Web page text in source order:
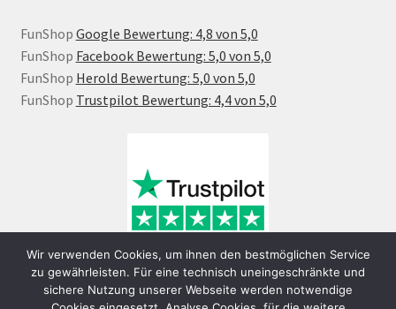
FunShop Google Bewertung: 4,8 von 5,0
FunShop Facebook Bewertung: 5,0 von 5,0
FunShop Herold Bewertung: 5,0 von 5,0
FunShop Trustpilot Bewertung: 4,4 von 5,0
Wir verwenden Cookies, um ihnen den bestmöglichen Service
zu gewährleisten. Für eine technisch uneingeschränkte und
sichere Nutzung unserer Webseite werden notwendige